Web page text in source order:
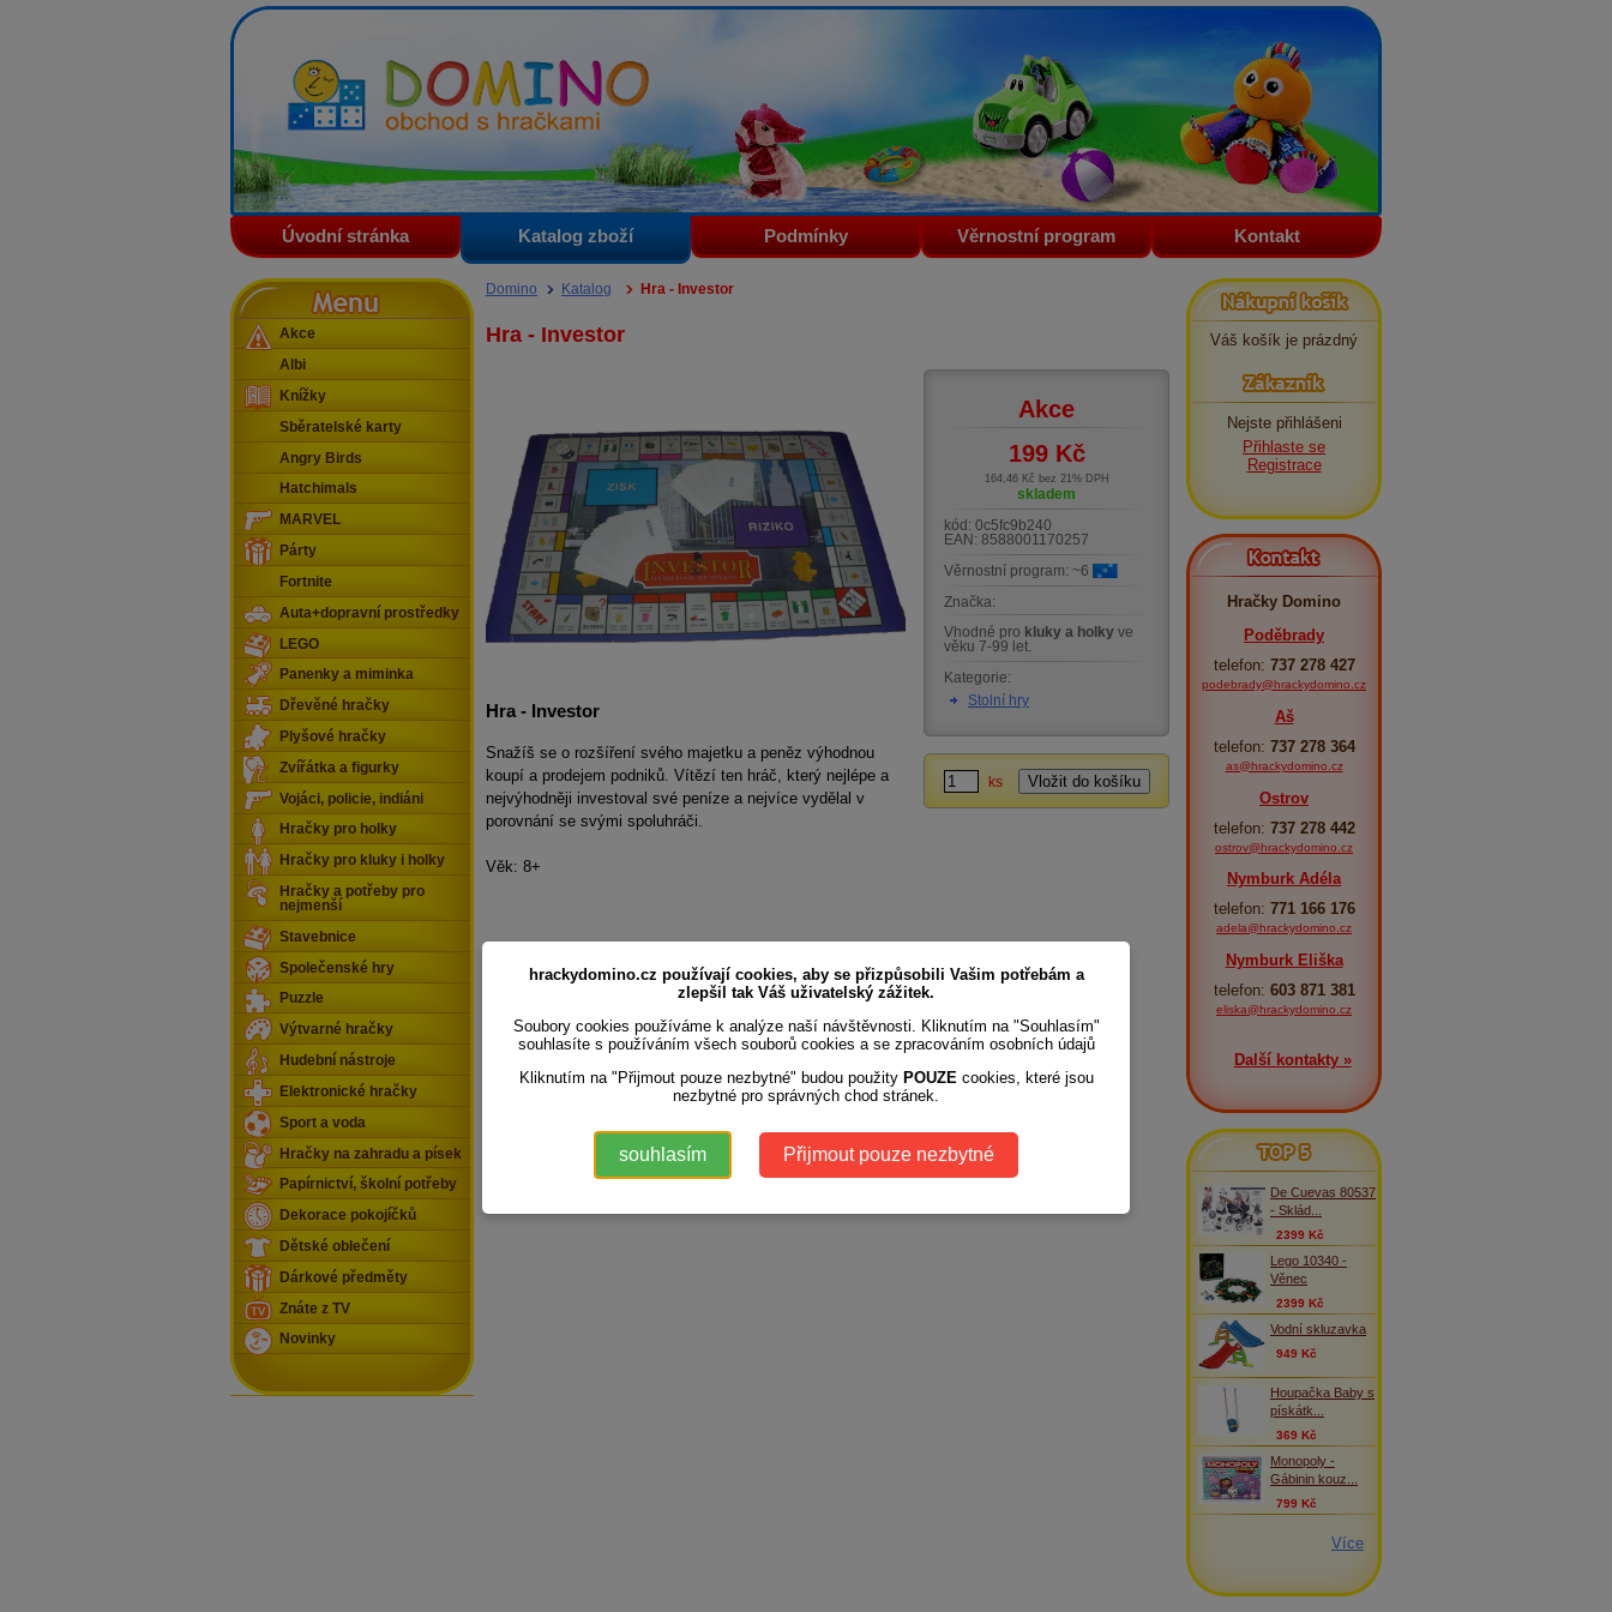
Domino - obchod s hračkami
Úvodní stránka Katalog zboží Podmínky Věrnostní program Kontakt
Domino Katalog Hra - Investor
Hra - Investor
Hra - Investor
Snažíš se o rozšíření svého majetku a peněz výhodnou
koupí a prodejem podniků. Vítězí ten hráč, který nejlépe a
nejvýhodněji investoval své peníze a nejvíce vydělal v
porovnání se svými spoluhráči.
Věk: 8+
Akce
199 Kč
164,46 Kč bez 21% DPH
skladem
kód: 0c5fc9b240
EAN: 8588001170257
Věrnostní program: ~6
Značka:
Vhodné pro kluky a holky ve
věku 7-99 let.
Kategorie:
Stolní hry
ks
Menu
Akce
Albi
Knížky
Sběratelské karty
Angry Birds
Hatchimals
MARVEL
Párty
Fortnite
Auta+dopravní prostředky
LEGO
Panenky a miminka
Dřevěné hračky
Plyšové hračky
Zvířátka a figurky
Vojáci, policie, indiáni
Hračky pro holky
Hračky pro kluky i holky
Hračky a potřeby pro
nejmenší
Stavebnice
Společenské hry
Puzzle
Výtvarné hračky
Hudební nástroje
Elektronické hračky
Sport a voda
Hračky na zahradu a písek
Papírnictví, školní potřeby
Dekorace pokojíčků
Dětské oblečení
Dárkové předměty
Znáte z TV
Novinky
Nákupní košík
Váš košík je prázdný
Zákazník
Nejste přihlášeni
Přihlaste se
Registrace
Kontakt
Hračky Domino
Poděbrady
telefon: 737 278 427
podebrady@hrackydomino.cz
Aš
telefon: 737 278 364
as@hrackydomino.cz
Ostrov
telefon: 737 278 442
ostrov@hrackydomino.cz
Nymburk Adéla
telefon: 771 166 176
adela@hrackydomino.cz
Nymburk Eliška
telefon: 603 871 381
eliska@hrackydomino.cz
Další kontakty »
TOP 5
De Cuevas 80537
- Sklád...
2399 Kč
Lego 10340 -
Věnec
2399 Kč
Vodní skluzavka
949 Kč
Houpačka Baby s
pískátk...
369 Kč
Monopoly -
Gábinin kouz...
799 Kč
Více
hrackydomino.cz používají cookies, aby se přizpůsobili Vašim potřebám a
zlepšil tak Váš uživatelský zážitek.
Soubory cookies používáme k analýze naší návštěvnosti. Kliknutím na "Souhlasím"
souhlasíte s používáním všech souborů cookies a se zpracováním osobních údajů
Kliknutím na "Přijmout pouze nezbytné" budou použity POUZE cookies, které jsou
nezbytné pro správných chod stránek.
souhlasím Přijmout pouze nezbytné